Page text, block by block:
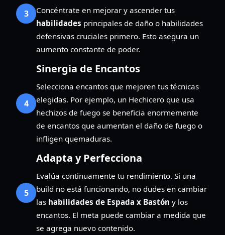
3
Concéntrate en mejorar y ascender tus
habilidades principales de daño o habilidades
defensivas cruciales primero. Esto asegura un
aumento constante de poder.
4
Sinergia de Encantos
Selecciona encantos que mejoren tus técnicas
elegidas. Por ejemplo, un Hechicero que usa
hechizos de fuego se beneficia enormemente
de encantos que aumentan el daño de fuego o
infligen quemaduras.
5
Adapta y Perfecciona
Evalúa continuamente tu rendimiento. Si una
build no está funcionando, no dudes en cambiar
las habilidades de Espada x Bastón y los
encantos. El meta puede cambiar a medida que
se agrega nuevo contenido.